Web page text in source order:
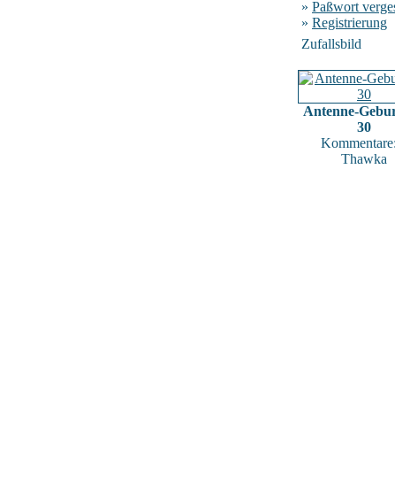
» Paßwort
» Registrierung
Zufallsbild
Antenne-
30
Thawka